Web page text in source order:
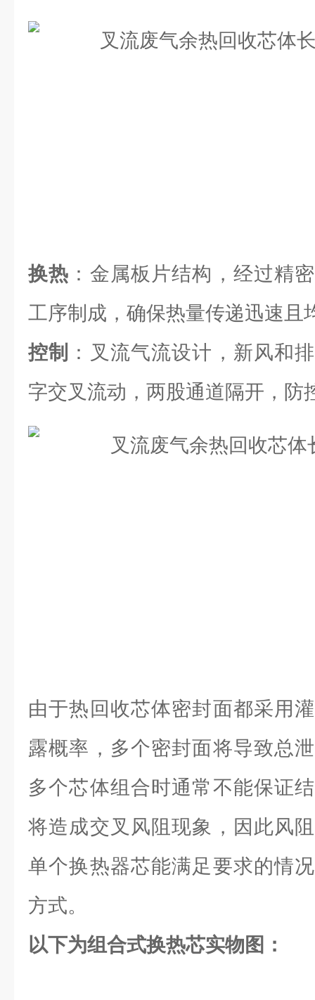
换热 ：金属板片结构，经过精
工序制成，确保热量传递迅速且
控制
：叉流气流设计，新风和
字交叉流动，两股通道隔开，防
由于热回收芯体密封面都采用
露概率，多个密封面将导致总
多个芯体组合时通常不能保证
将造成交叉风阻现象，因此风
单个换热器芯能满足要求的情
方式。
以下为组合式换热芯实物图：